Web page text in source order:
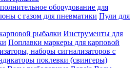
оборудование для
с газом для пневматики Пули для
рыбалки Инструменты для
Поплавки маркеры для карповой
наборы сигнализаторов с
поклевки (свингеры)